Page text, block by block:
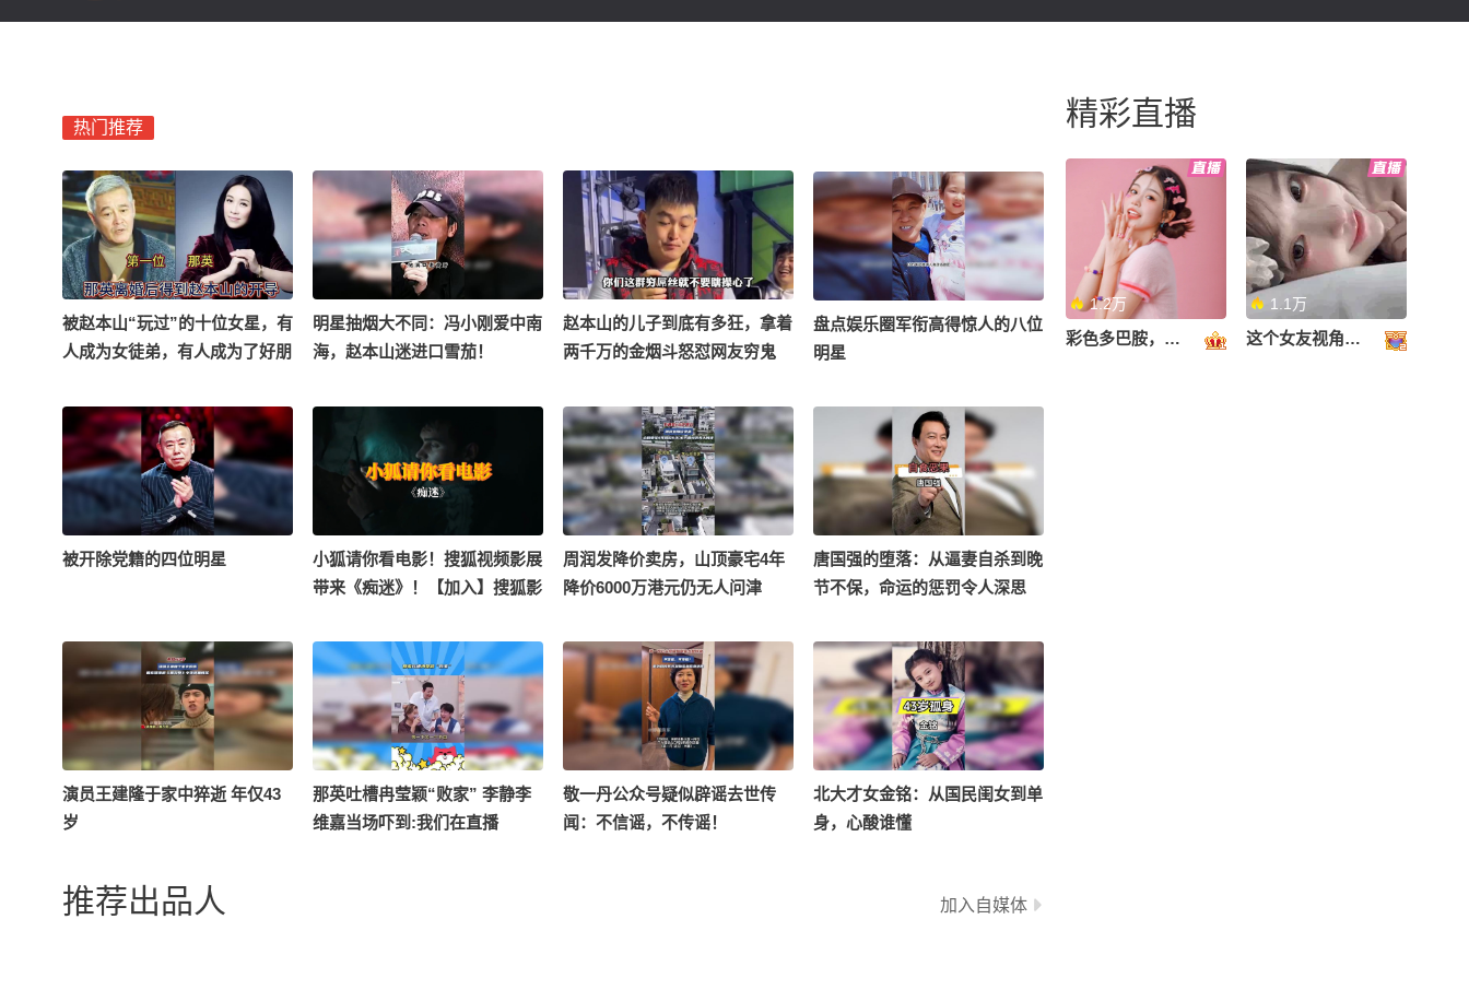
热门推荐
被赵本山“玩过”的十位女星，有
人成为女徒弟，有人成为了好朋
明星抽烟大不同：冯小刚爱中南
海，赵本山迷进口雪茄！
赵本山的儿子到底有多狂，拿着
两千万的金烟斗怒怼网友穷鬼
盘点娱乐圈军衔高得惊人的八位
明星
被开除党籍的四位明星
小狐请你看电影！搜狐视频影展
带来《痴迷》！【加入】搜狐影
【转发】此动态并留言你对电影
的期待，小狐将随机抽取幸运儿
送出此片全国观影通兑券～
@Ai-徐凤年 @阿Sun @小丰本
丰 @搜狐艺人动态 @刘一杯 @
青幕计划 @番茄大大233 @狐
友娱乐 @短剧放映社 @狐圈圈
周润发降价卖房，山顶豪宅4年
降价6000万港元仍无人问津
唐国强的堕落：从逼妻自杀到晚
节不保，命运的惩罚令人深思
演员王建隆于家中猝逝 年仅43
岁
那英吐槽冉莹颖“败家” 李静李
维嘉当场吓到:我们在直播
敬一丹公众号疑似辟谣去世传
闻：不信谣，不传谣！
北大才女金铭：从国民闺女到单
身，心酸谁懂
推荐出品人 加入自媒体
精彩直播
1.2万
彩色多巴胺，甜到心里啦！
1.1万
这个女友视角好治愈~